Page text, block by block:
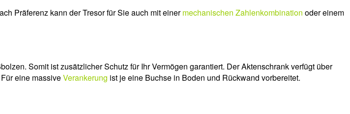
Präferenz kann der Tresor für Sie auch mit einermechanischen Zahlenkombination oder einem
Somit ist zusätzlicher Schutz für Ihr Vermögen garantiert. Der Aktenschrank verfügt über
eine massiveVerankerung ist je eine Buchse in Boden und Rückwand vorbereitet.